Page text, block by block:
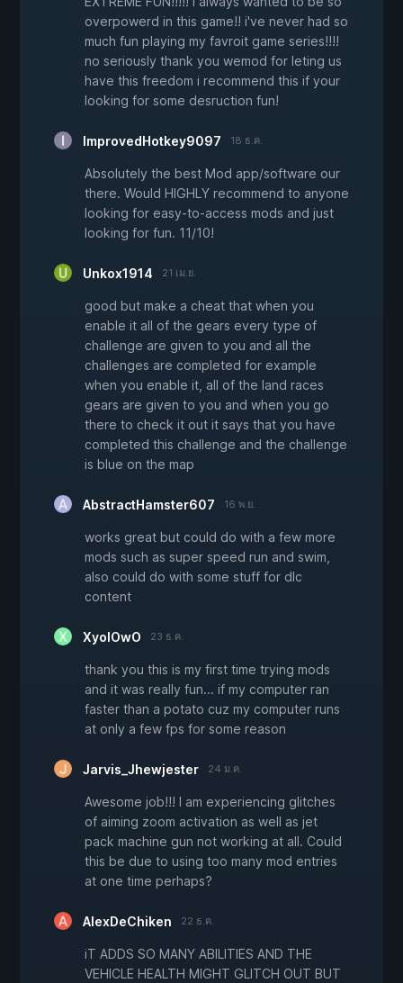
overpowerd in this game!! i've never had so
much fun playing my favroit game series!!!!
no seriously thank you wemod for leting us
have this freedom i recommend this if your
looking for some desruction fun!
ImprovedHotkey9097 18 ธ.ค.
Absolutely the best Mod app/software our
there. Would HIGHLY recommend to anyone
looking for easy-to-access mods and just
looking for fun. 11/10!
Unkox1914 21 เม.ย.
good but make a cheat that when you
enable it all of the gears every type of
challenge are given to you and all the
challenges are completed for example
when you enable it, all of the land races
gears are given to you and when you go
there to check it out it says that you have
completed this challenge and the challenge
is blue on the map
AbstractHamster607 16 พ.ย.
works great but could do with a few more
mods such as super speed run and swim,
also could do with some stuff for dlc
content
XyolOwO 23 ธ.ค.
thank you this is my first time trying mods
and it was really fun... if my computer ran
faster than a potato cuz my computer runs
at only a few fps for some reason
Jarvis_Jhewjester 24 ม.ค.
Awesome job!!! I am experiencing glitches
of aiming zoom activation as well as jet
pack machine gun not working at all. Could
this be due to using too many mod entries
at one time perhaps?
AlexDeChiken 22 ธ.ค.
iT ADDS SO MANY ABILITIES AND THE
VEHICLE HEALTH MIGHT GLITCH OUT BUT